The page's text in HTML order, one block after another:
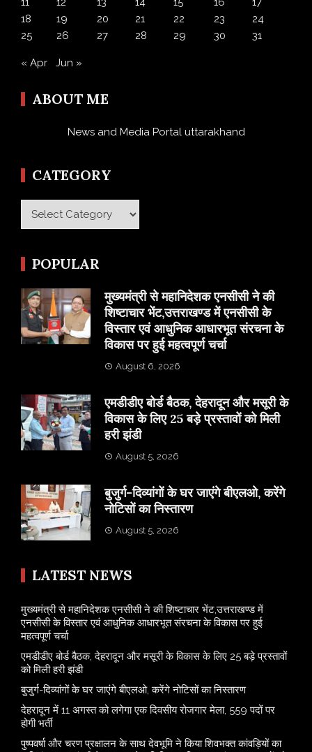
18
19 20 21 22 23
24
25
26 27 28 29 30 31
« Apr Jun »
ABOUT ME
News and Media Portal uttarakhand
CATEGORY
Category
POPULAR
मुख्यमंत्री से महानिदेशक एनसीसी ने की
शिष्टाचार भेंट,उत्तराखण्ड में एनसीसी के
विस्तार एवं आधुनिक आधारभूत संरचना के
विकास पर हुई महत्वपूर्ण चर्चा
August 6, 2026
एमडीडीए बोर्ड बैठक, देहरादून और मसूरी के
विकास के लिए 25 बड़े प्रस्तावों को मिली
हरी झंडी
August 5, 2026
बुजुर्ग-दिव्यांगों के घर जाएंगे बीएलओ, करेंगे
नोटिसों का निस्तारण
August 5, 2026
LATEST NEWS
मुख्यमंत्री से महानिदेशक एनसीसी ने की शिष्टाचार भेंट,उत्तराखण्ड में
एनसीसी के विस्तार एवं आधुनिक आधारभूत संरचना के विकास पर हुई
महत्वपूर्ण चर्चा
एमडीडीए बोर्ड बैठक, देहरादून और मसूरी के विकास के लिए 25 बड़े प्रस्तावों
को मिली हरी झंडी
बुजुर्ग-दिव्यांगों के घर जाएंगे बीएलओ, करेंगे नोटिसों का निस्तारण
​देहरादून में 11 अगस्त को लगेगा एक दिवसीय रोजगार मेला, 559 पदों पर
होगी भर्ती
पुष्पवर्षा और चरण प्रक्षालन के साथ देवभूमि ने किया शिवभक्त कांवड़ियों का